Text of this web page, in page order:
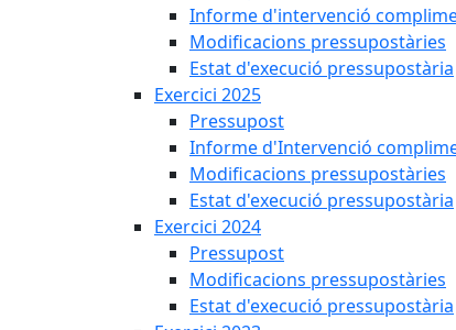
Informe d'intervenció
Modificacions pressupostàries
Estat d'execució pressupostària
Exercici 2025
Pressupost
Informe d'Intervenció
Modificacions pressupostàries
Estat d'execució pressupostària
Exercici 2024
Pressupost
Modificacions pressupostàries
Estat d'execució pressupostària